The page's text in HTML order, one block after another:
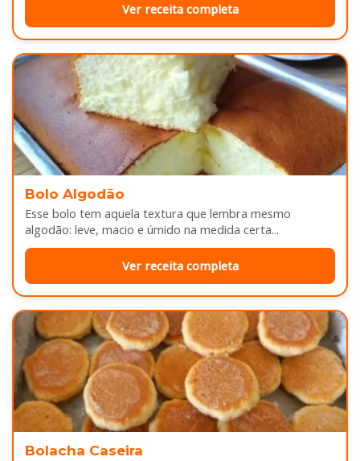
Ver receita completa
Bolo Algodão
Esse bolo tem aquela textura que lembra mesmo
algodão: leve, macio e úmido na medida certa...
Ver receita completa
Bolacha Caseira